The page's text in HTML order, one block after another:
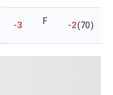
-3 F -2(70)